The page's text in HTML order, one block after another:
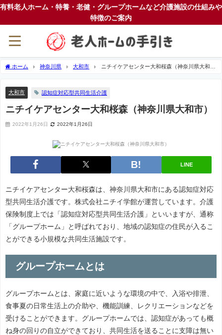
有料老人ホーム・特養・老健・グループホームなど介護施設の仕組みや
特徴のご案内
ホーム 神奈川県 大和市
ニチイケアセンター大和桜森（神奈川県大和
大和市 認知症対応型共同生活介護
ニチイケアセンター大和桜森（神奈川県大和市）
2022年1月26日 2022年1月26日
LINE
ニチイケアセンター大和桜森は、神奈川県大和市にある認知症対応
型共同生活介護です。株式会社ニチイ学館が運営しています。介護
保険制度上では「認知症対応型共同生活介護」といいますが、通称
「グループホーム」と呼ばれており、地域の認知症の住民が入るこ
とができる小規模な共同生活施設です。
グループホームとは
グループホームとは、家庭に近いような環境の中で、入浴や排泄、
食事夏の日常生活上の介助や、機能訓練、レクリエーションなどを
受けることができます。グループホームでは、認知症があっても概
ね身の回りの自立ができており、共同生活を送ることに支障は無い